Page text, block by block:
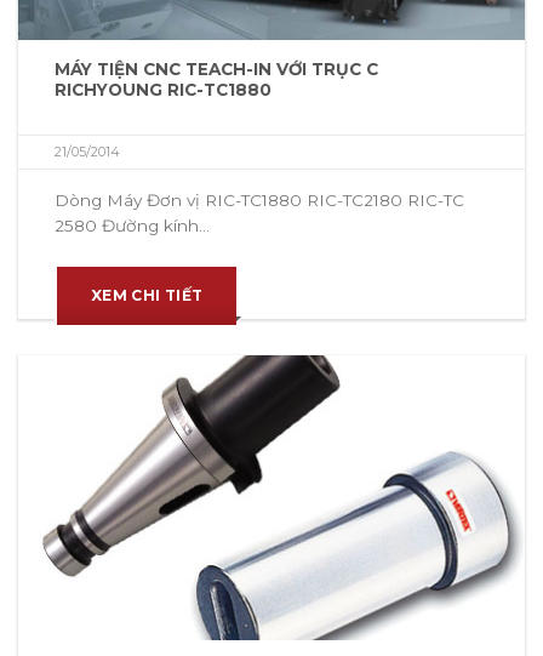
MÁY TIỆN CNC TEACH-IN VỚI TRỤC C
RICHYOUNG RIC-TC1880
21/05/2014
Dòng Máy Đơn vị RIC-TC1880 RIC-TC2180 RIC-TC
2580 Đường kính...
XEM CHI TIẾT